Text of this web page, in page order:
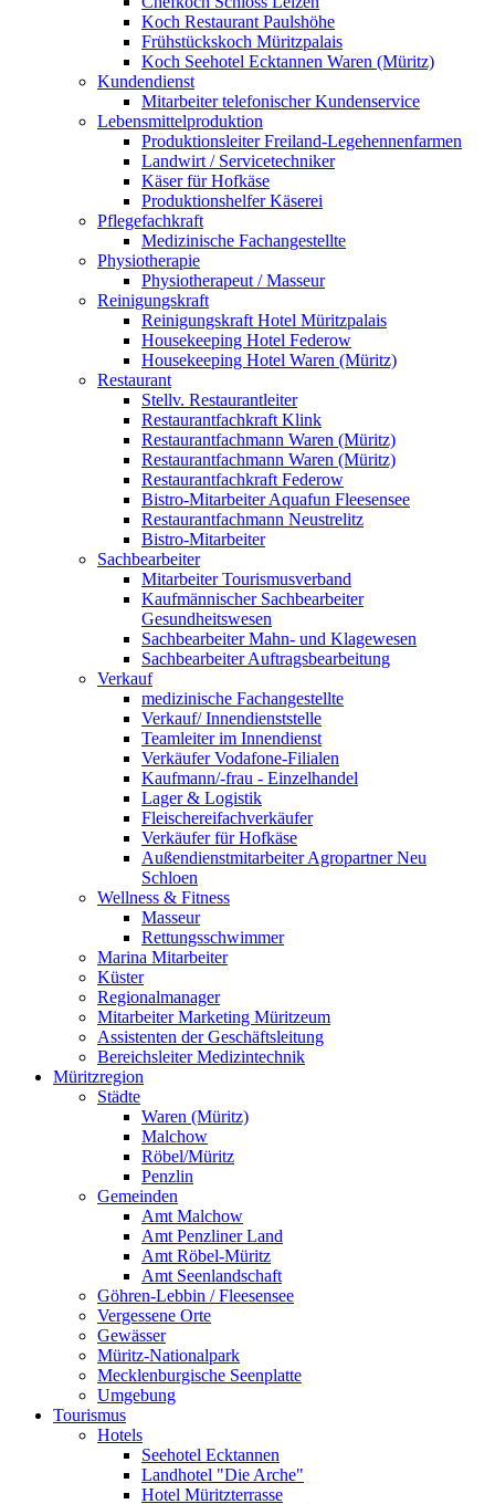
Koch Restaurant Paulshöhe
Frühstückskoch Müritzpalais
Koch Seehotel Ecktannen Waren (Müritz)
Kundendienst
Mitarbeiter telefonischer Kundenservice
Lebensmittelproduktion
Produktionsleiter Freiland-Legehennenfarmen
Landwirt / Servicetechniker
Käser für Hofkäse
Produktionshelfer Käserei
Pflegefachkraft
Medizinische Fachangestellte
Physiotherapie
Physiotherapeut / Masseur
Reinigungskraft
Reinigungskraft Hotel Müritzpalais
Housekeeping Hotel Federow
Housekeeping Hotel Waren (Müritz)
Restaurant
Stellv. Restaurantleiter
Restaurantfachkraft Klink
Restaurantfachmann Waren (Müritz)
Restaurantfachmann Waren (Müritz)
Restaurantfachkraft Federow
Bistro-Mitarbeiter Aquafun Fleesensee
Restaurantfachmann Neustrelitz
Bistro-Mitarbeiter
Sachbearbeiter
Mitarbeiter Tourismusverband
Kaufmännischer Sachbearbeiter
Gesundheitswesen
Sachbearbeiter Mahn- und Klagewesen
Sachbearbeiter Auftragsbearbeitung
Verkauf
medizinische Fachangestellte
Verkauf/ Innendienststelle
Teamleiter im Innendienst
Verkäufer Vodafone-Filialen
Kaufmann/-frau - Einzelhandel
Lager & Logistik
Fleischereifachverkäufer
Verkäufer für Hofkäse
Außendienstmitarbeiter Agropartner Neu
Schloen
Wellness & Fitness
Masseur
Rettungsschwimmer
Marina Mitarbeiter
Küster
Regionalmanager
Mitarbeiter Marketing Müritzeum
Assistenten der Geschäftsleitung
Bereichsleiter Medizintechnik
Müritzregion
Städte
Waren (Müritz)
Malchow
Röbel/Müritz
Penzlin
Gemeinden
Amt Malchow
Amt Penzliner Land
Amt Röbel-Müritz
Amt Seenlandschaft
Göhren-Lebbin / Fleesensee
Vergessene Orte
Gewässer
Müritz-Nationalpark
Mecklenburgische Seenplatte
Umgebung
Tourismus
Hotels
Seehotel Ecktannen
Landhotel "Die Arche"
Hotel Müritzterrasse